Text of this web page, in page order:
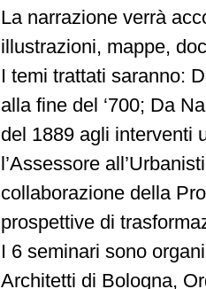
La narrazione verrà
illustrazioni, mappe,
I temi trattati saranno:
alla fine del ‘700; Da
del 1889 agli interventi
l’Assessore
collaborazione della
prospettive di
I 6 seminari sono
Architetti di Bologna,